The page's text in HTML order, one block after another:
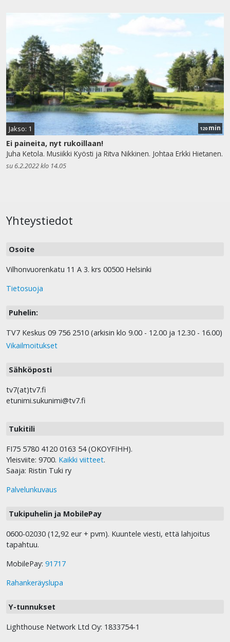
Jakso: 1 120 min
Ei paineita, nyt rukoillaan!
Juha Ketola. Musiikki Kyösti ja Ritva Nikkinen. Johtaa Erkki Hietanen.
su 6.2.2022 klo 14.05
Yhteystiedot
Osoite
Vilhonvuorenkatu 11 A 3. krs 00500 Helsinki
Tietosuoja
Puhelin:
TV7 Keskus 09 756 2510 (arkisin klo 9.00 - 12.00 ja 12.30 - 16.00)
Vikailmoitukset
Sähköposti
tv7(at)tv7.fi
etunimi.sukunimi@tv7.fi
Tukitili
FI75 5780 4120 0163 54 (OKOYFIHH).
Yleisviite: 9700. Kaikki viitteet.
Saaja: Ristin Tuki ry
Palvelunkuvaus
Tukipuhelin ja MobilePay
0600-02030 (12,92 eur + pvm). Kuuntele viesti, että lahjoitus
tapahtuu.
MobilePay: 91717
Rahankeräyslupa
Y-tunnukset
Lighthouse Network Ltd Oy: 1833754-1